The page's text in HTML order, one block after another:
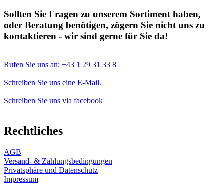
Sollten Sie Fragen zu unserem Sortiment haben,
oder Beratung benötigen, zögern Sie nicht uns zu
kontaktieren - wir sind gerne für Sie da!
Rufen Sie uns an: +43 1 29 31 33 8
Schreiben Sie uns eine E-Mail.
Schreiben Sie uns via facebook
Rechtliches
AGB
Versand- & Zahlungsbedingungen
Privatsphäre und Datenschutz
Impressum